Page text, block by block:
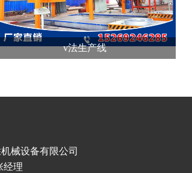
v法生产线
械设备有限公司
经理